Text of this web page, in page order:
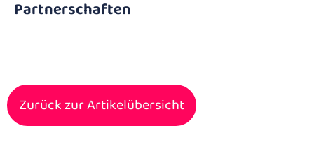
Partnerschaften
Zurück zur Artikelübersicht